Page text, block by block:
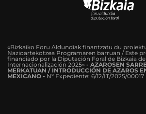
«Bizkaiko Foru Aldundiak finantzatu du
Nazioartekotzea Programaren barruan / Este
financiado por la Diputación Foral de Bizkaia
Internacionalización 2025» - AZAROSEN
MERKATUAN / INTRODUCCIÓN DE AZAROS
MEXICANO - Nº Expediente: 6/12/IT/2025/00017